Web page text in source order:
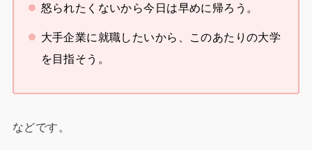
怒られたくないから今日は早めに帰ろう。
大手企業に就職したいから、このあたりの大学
を目指そう。
などです。